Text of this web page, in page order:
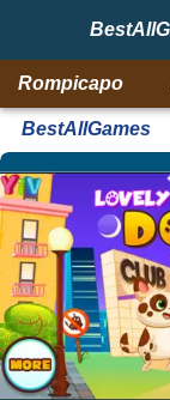
Rompicapo
BestAllGames